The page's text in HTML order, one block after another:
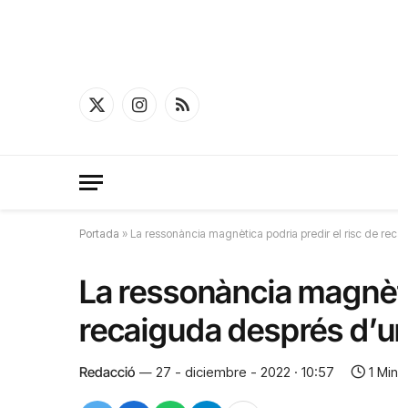
X
InstagramRSS
Portada » La ressonància magnètica podria predir el risc de
La ressonància
recaiguda després
Redacció 27 - diciembre - 2022 · 10:57 1